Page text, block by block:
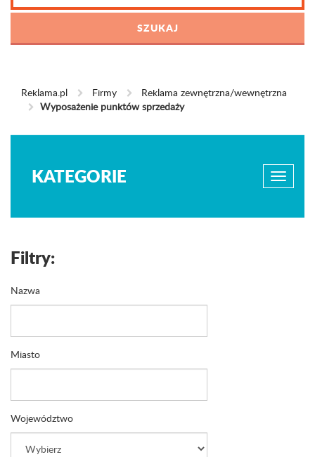
Reklama.pl Firmy
Reklama zewnętrzna/wewnętrzna
Wyposażenie punktów sprzedaży
KATEGORIE
Filtry:
Nazwa
Miasto
Województwo